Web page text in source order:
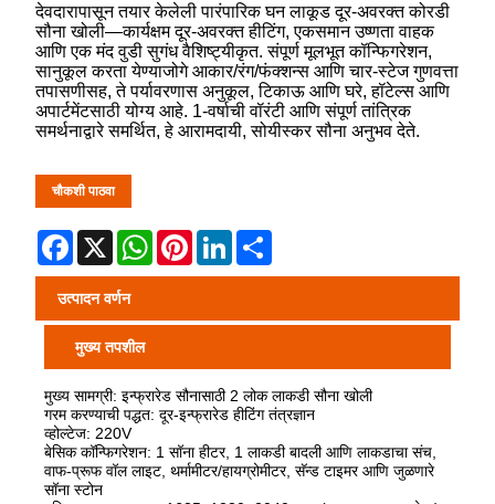
देवदारापासून तयार केलेली पारंपारिक घन लाकूड दूर-अवरक्त कोरडी
सौना खोली—कार्यक्षम दूर-अवरक्त हीटिंग, एकसमान उष्णता वाहक
आणि एक मंद वुडी सुगंध वैशिष्ट्यीकृत. संपूर्ण मूलभूत कॉन्फिगरेशन,
सानुकूल करता येण्याजोगे आकार/रंग/फंक्शन्स आणि चार-स्टेज गुणवत्ता
तपासणीसह, ते पर्यावरणास अनुकूल, टिकाऊ आणि घरे, हॉटेल्स आणि
अपार्टमेंटसाठी योग्य आहे. 1-वर्षाची वॉरंटी आणि संपूर्ण तांत्रिक
समर्थनाद्वारे समर्थित, हे आरामदायी, सोयीस्कर सौना अनुभव देते.
चौकशी पाठवा
Facebook
X WhatsApp
PinterestLinkedIn
उत्पादन वर्णन
मुख्य तपशील
मुख्य सामग्री: इन्फ्रारेड सौनासाठी 2 लोक लाकडी सौना खोली
गरम करण्याची पद्धत: दूर-इन्फ्रारेड हीटिंग तंत्रज्ञान
व्होल्टेज: 220V
बेसिक कॉन्फिगरेशन: 1 सॉना हीटर, 1 लाकडी बादली आणि लाकडाचा संच,
वाफ-प्रूफ वॉल लाइट, थर्मामीटर/हायग्रोमीटर, सॅन्ड टाइमर आणि जुळणारे
सॉना स्टोन